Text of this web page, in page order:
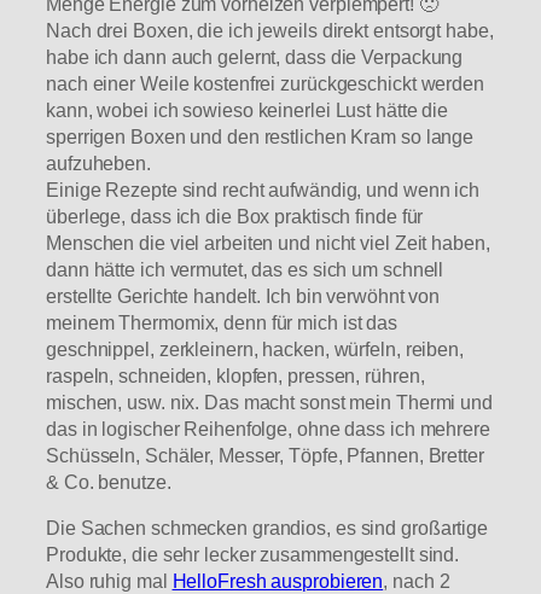
Nach drei Boxen, die ich jeweils direkt entsorgt habe,
habe ich dann auch gelernt, dass die Verpackung
nach einer Weile kostenfrei zurückgeschickt werden
kann, wobei ich sowieso keinerlei Lust hätte die
sperrigen Boxen und den restlichen Kram so lange
aufzuheben.
Einige Rezepte sind recht aufwändig, und wenn ich
überlege, dass ich die Box praktisch finde für
Menschen die viel arbeiten und nicht viel Zeit haben,
dann hätte ich vermutet, das es sich um schnell
erstellte Gerichte handelt. Ich bin verwöhnt von
meinem Thermomix, denn für mich ist das
geschnippel, zerkleinern, hacken, würfeln, reiben,
raspeln, schneiden, klopfen, pressen, rühren,
mischen, usw. nix. Das macht sonst mein Thermi und
das in logischer Reihenfolge, ohne dass ich mehrere
Schüsseln, Schäler, Messer, Töpfe, Pfannen, Bretter
& Co. benutze.
Die Sachen schmecken grandios, es sind großartige
Produkte, die sehr lecker zusammengestellt sind.
Also ruhig mal HelloFresh ausprobieren, nach 2